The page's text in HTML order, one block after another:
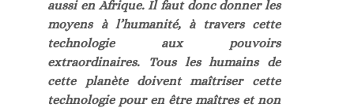
aussi en Afrique. Il faut donc donner les
moyens à l’humanité, à travers cette
technologie aux pouvoirs
extraordinaires. Tous les humains de
cette planète doivent maîtriser cette
technologie pour en être maîtres et non